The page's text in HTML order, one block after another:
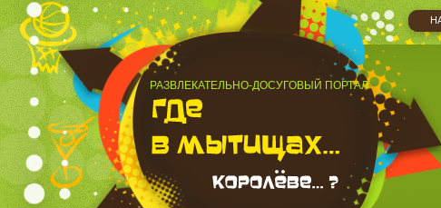
РАЗВЛЕКАТЕЛЬНО-ДОСУГОВЫЙ ПОРТАЛ